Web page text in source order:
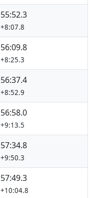
55:52.3
+8:07.8
56:09.8
+8:25.3
56:37.4
+8:52.9
56:58.0
+9:13.5
57:34.8
+9:50.3
57:49.3
+10:04.8